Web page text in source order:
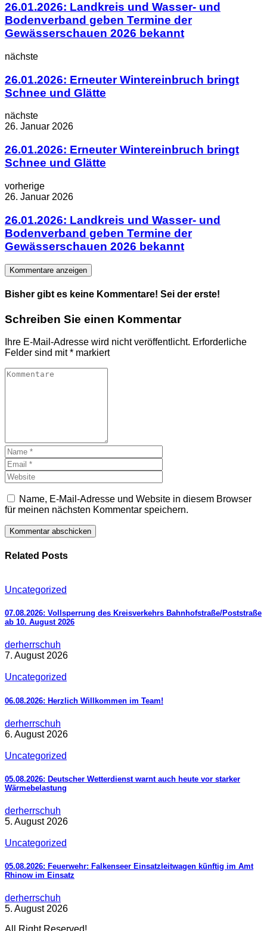
26.01.2026: Landkreis und Wasser- und
Bodenverband geben Termine der
Gewässerschauen 2026 bekannt
nächste
26.01.2026: Erneuter Wintereinbruch bringt
Schnee und Glätte
nächste
26. Januar 2026
26.01.2026: Erneuter Wintereinbruch bringt
Schnee und Glätte
vorherige
26. Januar 2026
26.01.2026: Landkreis und Wasser- und
Bodenverband geben Termine der
Gewässerschauen 2026 bekannt
Kommentare anzeigen
Bisher gibt es keine Kommentare! Sei der erste!
Schreiben Sie einen Kommentar
Ihre E-Mail-Adresse wird nicht veröffentlicht. Erforderliche
Felder sind mit* markiert
Name, E-Mail-Adresse und Website in diesem Browser
für meinen nächsten Kommentar speichern.
Related Posts
Uncategorized
07.08.2026: Vollsperrung des Kreisverkehrs Bahnhofstraße/Poststraße
ab 10. August 2026
derherrschuh
7. August 2026
Uncategorized
06.08.2026: Herzlich Willkommen im Team!
derherrschuh
6. August 2026
Uncategorized
05.08.2026: Deutscher Wetterdienst warnt auch heute vor starker
Wärmebelastung
derherrschuh
5. August 2026
Uncategorized
05.08.2026: Feuerwehr: Falkenseer Einsatzleitwagen künftig im Amt
Rhinow im Einsatz
derherrschuh
5. August 2026